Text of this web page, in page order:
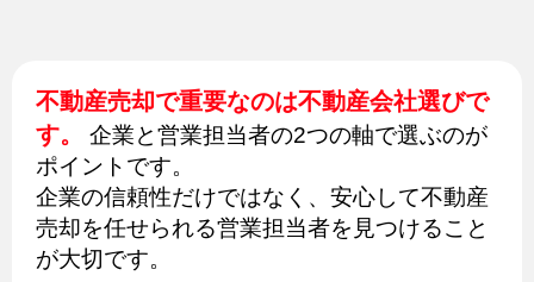
不動産売却で重要なのは不動産会社選びで
す。
企業と営業担当者の2つの軸で選ぶのが
ポイントです。
企業の信頼性だけではなく、安心して不動産
売却を任せられる営業担当者を見つけること
が大切です。